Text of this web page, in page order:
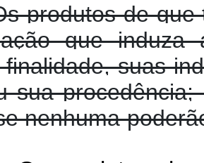
produtos de
que
suas
sua
nenhuma